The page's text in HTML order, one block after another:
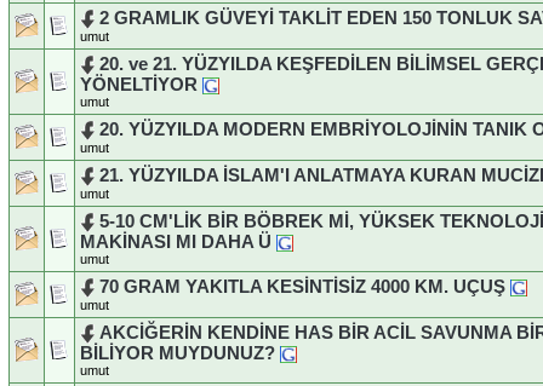
2 GRAMLIK GÜVEYİ TAKLİT EDEN 150 TONLUK
umut
20. ve 21. YÜZYILDA KEŞFEDİLEN BİLİMSEL
YÖNELTİYOR
umut
20. YÜZYILDA MODERN EMBRİYOLOJİNİN TANIK
umut
21. YÜZYILDA İSLAM'I ANLATMAYA KURAN
umut
5-10 CM'LİK BİR BÖBREK Mİ, YÜKSEK
MAKİNASI MI DAHA Ü
umut
70 GRAM YAKITLA KESİNTİSİZ 4000 KM. UÇUŞ
umut
AKCİĞERİN KENDİNE HAS BİR ACİL SAVUNMA
BİLİYOR MUYDUNUZ?
umut